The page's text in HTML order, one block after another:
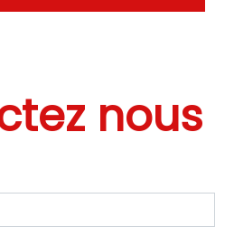
nous